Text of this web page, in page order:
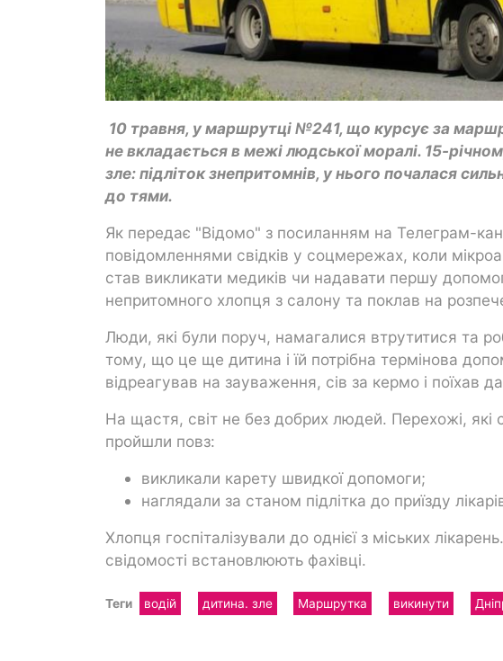
10 травня, у маршрутці №241, що курсує за
не вкладається в межі людської моралі. 15-
зле: підліток знепритомнів, у нього почалася
до тями.
Як передає "Відомо" з посиланням на Телеграм-
повідомленнями свідків у соцмережах, коли
став викликати медиків чи надавати першу
непритомного хлопця з салону та поклав на
Люди, які були поруч, намагалися втрутитися та
тому, що це ще дитина і їй потрібна термінова
відреагував на зауваження, сів за кермо і поїхав
На щастя, світ не без добрих людей. Перехожі, які
пройшли повз:
викликали карету швидкої допомоги;
наглядали за станом підлітка до приїзду
Хлопця госпіталізували до однієї з міських
свідомості встановлюють фахівці.
Теги водій дитина. зле Маршрутка викинути